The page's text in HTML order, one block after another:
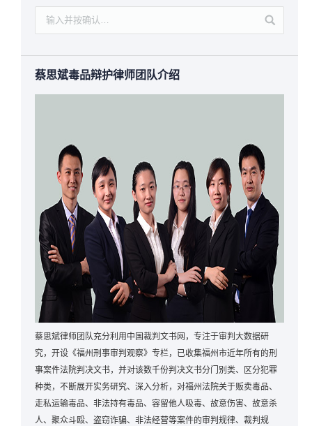
蔡思斌毒品辩护律师团队介绍
蔡思斌律师团队充分利用中国裁判文书网，专注于审判大数据研
究，开设《福州刑事审判观察》专栏，已收集福州市近年所有的刑
事案件法院判决文书，并对该数千份判决文书分门别类、区分犯罪
种类，不断展开实务研究、深入分析，对福州法院关于贩卖毒品、
走私运输毒品、非法持有毒品、容留他人吸毒、故意伤害、故意杀
人、聚众斗殴、盗窃诈骗、非法经营等案件的审判规律、裁判规